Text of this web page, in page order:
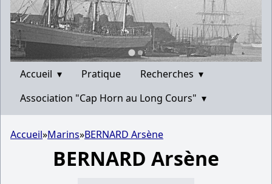
Accueil ▾ Pratique Recherches ▾
Association "Cap Horn au Long Cours" ▾
Accueil»Marins»BERNARD Arsène
BERNARD Arsène